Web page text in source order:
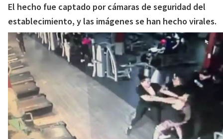
El hecho fue captado por cámaras de seguridad del
establecimiento, y las imágenes se han hecho virales.